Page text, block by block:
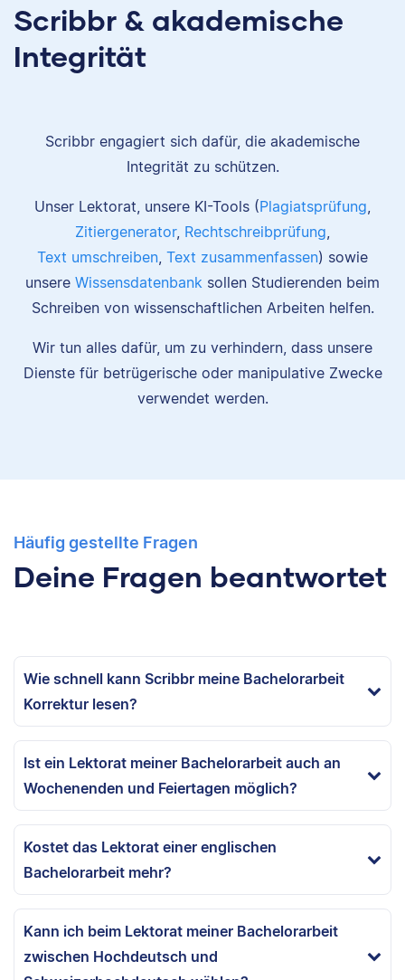
Scribbr & akademische
Integrität
Scribbr engagiert sich dafür, die akademische
Integrität zu schützen.
Unser Lektorat, unsere KI-Tools (Plagiatsprüfung
Zitiergenerator, Rechtschreibprüfung
Text umschreiben Text zusammenfassen) sowie
unsere Wissensdatenbank sollen Studierenden beim
Schreiben von wissenschaftlichen Arbeiten helfen.
Wir tun alles dafür, um zu verhindern, dass unsere
Dienste für betrügerische oder manipulative Zwecke
verwendet werden.
Häufig gestellte Fragen
Deine Fragen beantwortet
Wie schnell kann Scribbr meine Bachelorarbeit
Korrektur lesen?
Ist ein Lektorat meiner Bachelorarbeit auch an
Wochenenden und Feiertagen möglich?
Kostet das Lektorat einer englischen
Bachelorarbeit mehr?
Kann ich beim Lektorat meiner Bachelorarbeit
zwischen Hochdeutsch und